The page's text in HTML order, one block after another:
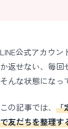
LINE公式アカウン
か返せない、毎回
そんな状態になっ
この記事では、 「
で友だちを整理す